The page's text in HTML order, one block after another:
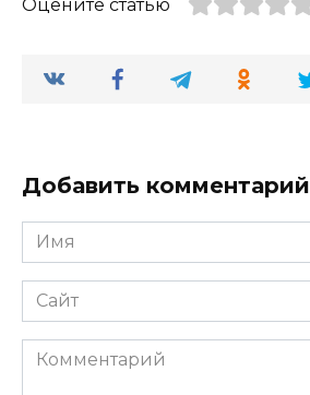
Оцените статью
Добавить комментарий
Имя
*
Сайт
Комментарий